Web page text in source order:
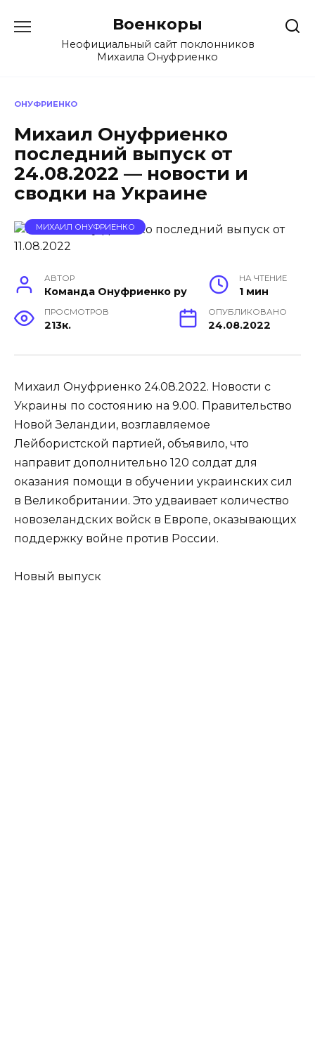
содержанию
Военкоры
Неофициальный сайт поклонников
Михаила Онуфриенко
ОНУФРИЕНКО
Михаил Онуфриенко
последний выпуск от
24.08.2022 — новости и
сводки на Украине
МИХАИЛ ОНУФРИЕНКО
АВТОР
Команда Онуфриенко ру
НА ЧТЕНИЕ
1 мин
ПРОСМОТРОВ
213к.
ОПУБЛИКОВАНО
24.08.2022
Михаил Онуфриенко 24.08.2022. Новости с
Украины по состоянию на 9.00. Правительство
Новой Зеландии, возглавляемое
Лейбористской партией, объявило, что
направит дополнительно 120 солдат для
оказания помощи в обучении украинских сил
в Великобритании. Это удваивает количество
новозеландских войск в Европе, оказывающих
поддержку войне против России.
Новый выпуск